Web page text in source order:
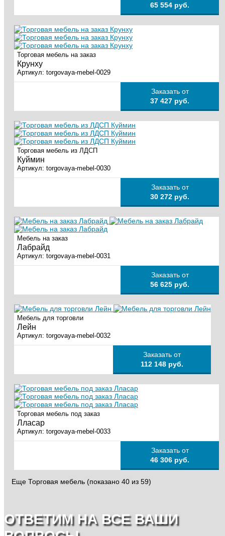
65 554 руб.
Торговая мебель на заказ
Крунху
Артикул: torgovaya-mebel-0029
Заказать от
37 427 руб.
Торговая мебель из ЛДСП
Куймин
Артикул: torgovaya-mebel-0030
Заказать от
30 272 руб.
Мебель на заказ
Лабрайд
Артикул: torgovaya-mebel-0031
Заказать от
56 625 руб.
Мебель для торговли
Лейн
Артикул: torgovaya-mebel-0032
Заказать от
112 148 руб.
Торговая мебель под заказ
Лласар
Артикул: torgovaya-mebel-0033
Заказать от
46 306 руб.
Еще Торговая мебель (показано 40 из 59)
ОТВЕТИМ НА ВСЕ ВАШИ